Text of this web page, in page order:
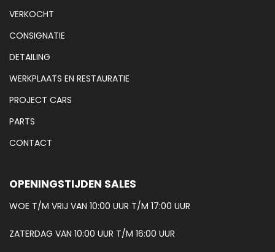
VERKOCHT
CONSIGNATIE
DETAILING
WERKPLAATS EN RESTAURATIE
PROJECT CARS
PARTS
CONTACT
OPENINGSTIJDEN SALES
WOE T/M VRIJ VAN 10:00 UUR T/M 17:00 UUR
ZATERDAG VAN 10:00 UUR T/M 16:00 UUR